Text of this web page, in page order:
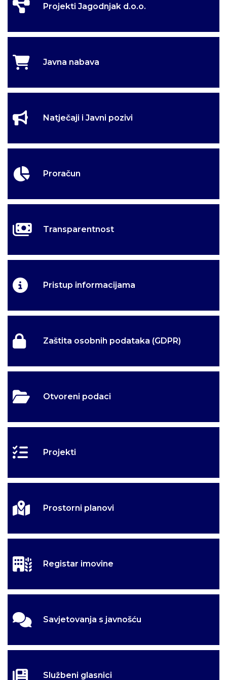
Dobro došli na
službene stranice
Općine Jagodnjak
Dobro došli na
službene stranice
Općine Jagodnjak
Projekti Jagodnjak d.o.o.
Javna nabava
Natječaji i Javni pozivi
Proračun
Transparentnost
Pristup informacijama
Zaštita osobnih podataka (GDPR)
Otvoreni podaci
Projekti
Prostorni planovi
Registar imovine
Savjetovanja s javnošću
Službeni glasnici